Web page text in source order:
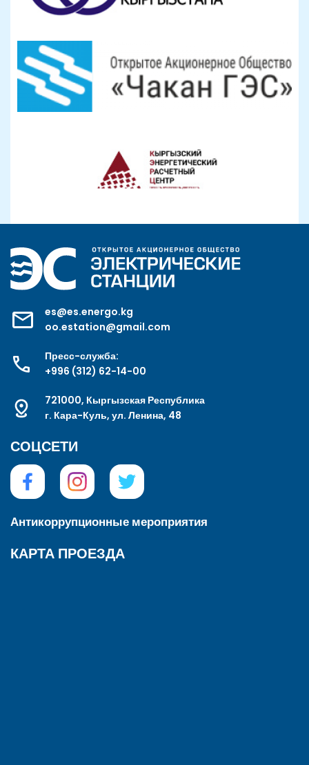
es@es.energo.kg
oo.estation@gmail.com
Пресс-служба:
+996 (312) 62-14-00
721000, Кыргызская Республика
г. Кара-Куль, ул. Ленина, 48
СОЦСЕТИ
Антикоррупционные мероприятия
КАРТА ПРОЕЗДА